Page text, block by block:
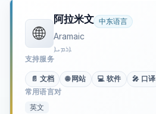
🌐
阿拉米文 中东语言
Aramaic
ܐܪܡܝܐ
支持服务
📄 文档 🌐 网站 💻 软件 🎤 口译
常用语言对
英文